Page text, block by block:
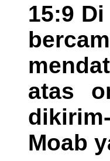
15:9
atas
Moab